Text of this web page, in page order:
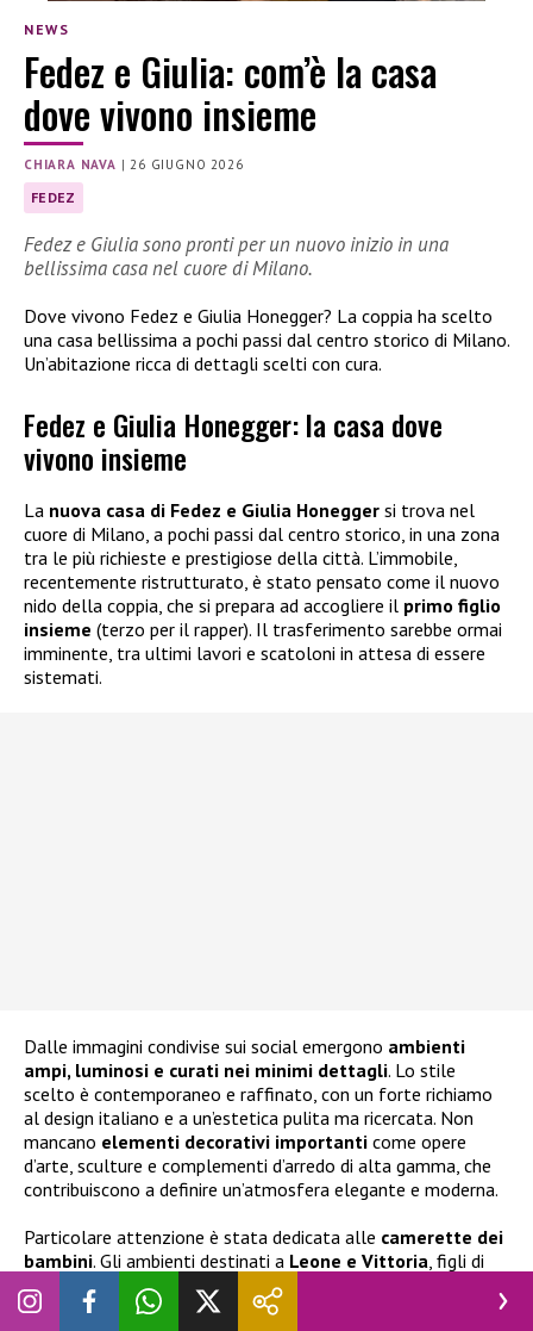
NEWS
Fedez e Giulia: com’è la casa
dove vivono insieme
CHIARA NAVA | 26 GIUGNO 2026
FEDEZ
Fedez e Giulia sono pronti per un nuovo inizio in una
bellissima casa nel cuore di Milano.
Dove vivono Fedez e Giulia Honegger? La coppia ha scelto
una casa bellissima a pochi passi dal centro storico di Milano.
Un’abitazione ricca di dettagli scelti con cura.
Fedez e Giulia Honegger: la casa dove
vivono insieme
La nuova casa di Fedez e Giulia Honegger si trova nel
cuore di Milano, a pochi passi dal centro storico, in una zona
tra le più richieste e prestigiose della città. L’immobile,
recentemente ristrutturato, è stato pensato come il nuovo
nido della coppia, che si prepara ad accogliere il primo figlio
insieme (terzo per il rapper). Il trasferimento sarebbe ormai
imminente, tra ultimi lavori e scatoloni in attesa di essere
sistemati.
Dalle immagini condivise sui social emergono ambienti
ampi, luminosi e curati nei minimi dettagli. Lo stile
scelto è contemporaneo e raffinato, con un forte richiamo
al design italiano e a un’estetica pulita ma ricercata. Non
mancano elementi decorativi importanti come opere
d’arte, sculture e complementi d’arredo di alta gamma, che
contribuiscono a definire un’atmosfera elegante e moderna.
Particolare attenzione è stata dedicata alle camerette dei
bambini. Gli ambienti destinati a Leone e Vittoria , figli di
Fedez avuti con Chiara Ferragni
presentano tonalità neutre e dettagli giocosi come carta da